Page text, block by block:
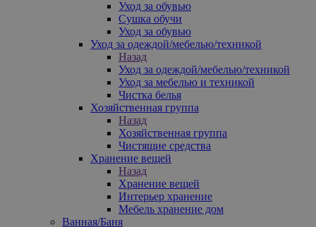
Уход за обувью
Сушка обучи
Уход за обувью
Уход за одеждой/мебелью/техникой
Назад
Уход за одеждой/мебелью/техникой
Уход за мебелью и техникой
Чистка белья
Хозяйственная группа
Назад
Хозяйственная группа
Чистящие средства
Хранение вещей
Назад
Хранение вещей
Интерьер хранение
Мебель хранение дом
Ванная/Баня